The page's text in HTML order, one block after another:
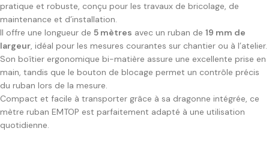
pratique et robuste, conçu pour les travaux de bricolage, de
maintenance et d’installation.
Il offre une longueur de 5 mètres avec un ruban de 19 mm de
largeur, idéal pour les mesures courantes sur chantier ou à l’atelier.
Son boîtier ergonomique bi-matière assure une excellente prise en
main, tandis que le bouton de blocage permet un contrôle précis
du ruban lors de la mesure.
Compact et facile à transporter grâce à sa dragonne intégrée, ce
mètre ruban EMTOP est parfaitement adapté à une utilisation
quotidienne.